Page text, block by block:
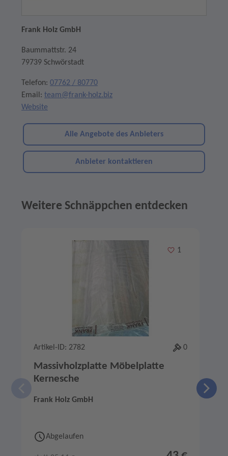
Frank Holz GmbH
Baummattstr. 24
79739 Schwörstadt
Telefon: 07762 / 80770
Email: team@frank-holz.biz
Website
Alle Angebote des Anbieters
Anbieter kontaktieren
Weitere Schnäppchen entdecken
Merken
1
Artikel-ID: 2782 0
Massivholzplatte Möbelplatte
Kernesche
Frank Holz GmbH
Abgelaufen